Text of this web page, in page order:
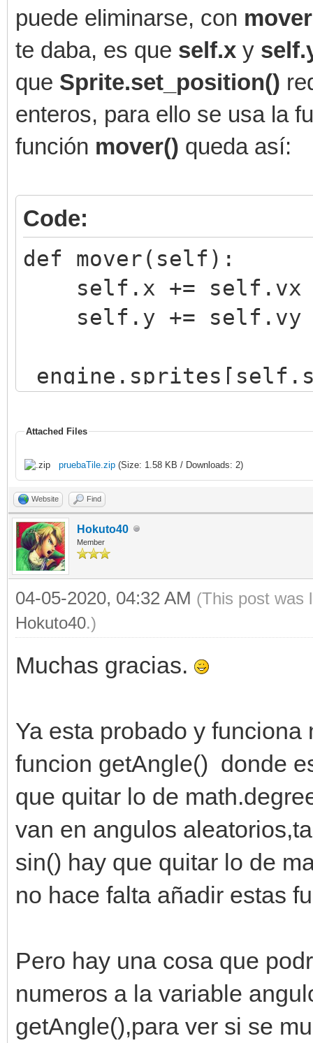
puede eliminarse, con
te daba, es que self.x y
que Sprite.set_position()
enteros, para ello se usa la
función mover() queda así:
Code:
def mover(self):
self.x += self.vx
self.y += self.vy
Attached Files
pruebaTile.zip (Size: 1.58 KB / Downloads: 2)
Website Find
Hokuto40
Member
04-05-2020, 04:32 AM (This post was
Hokuto40.)
Muchas gracias.
Ya esta probado y
funcion getAngle() donde
que quitar lo de
van en angulos
sin() hay que quitar lo de
no hace falta añadir estas
Pero hay una cosa que
numeros a la variable
getAngle(),para ver si se